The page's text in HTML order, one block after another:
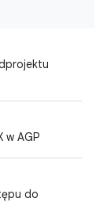
w AGP
do